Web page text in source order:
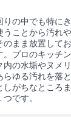
の中でも特に
ことから汚れ
まま放置して
プロのキッチ
内の水垢やヌメ
ゆる汚れを落
しがちなところ
です。